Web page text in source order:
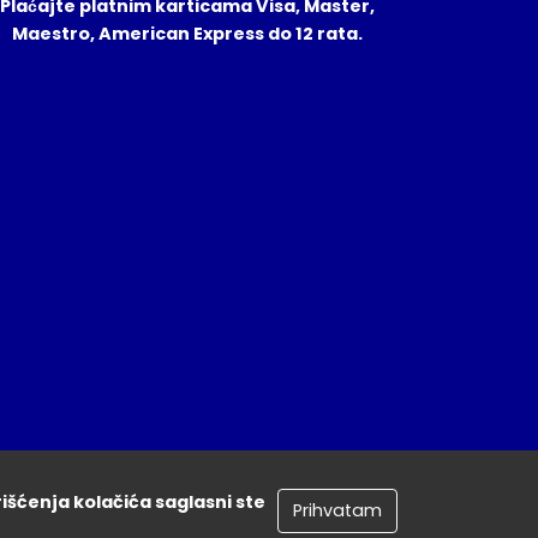
Plaćajte platnim karticama Visa, Master,
Maestro, American Express do 12 rata.
kolačića saglasni ste
Prihvatam